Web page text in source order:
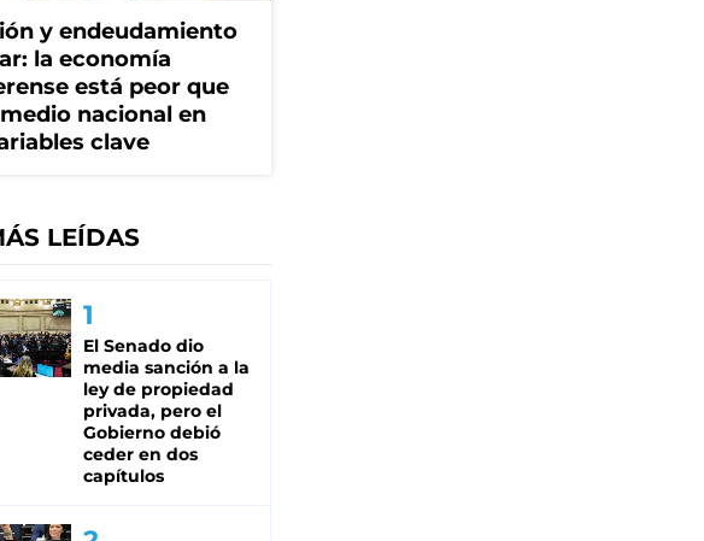
y endeudamiento
la economía
está peor que
nacional en
clave
LEÍDAS
El Senado dio
media sanción a la
ley de propiedad
privada, pero el
Gobierno debió
ceder en dos
capítulos